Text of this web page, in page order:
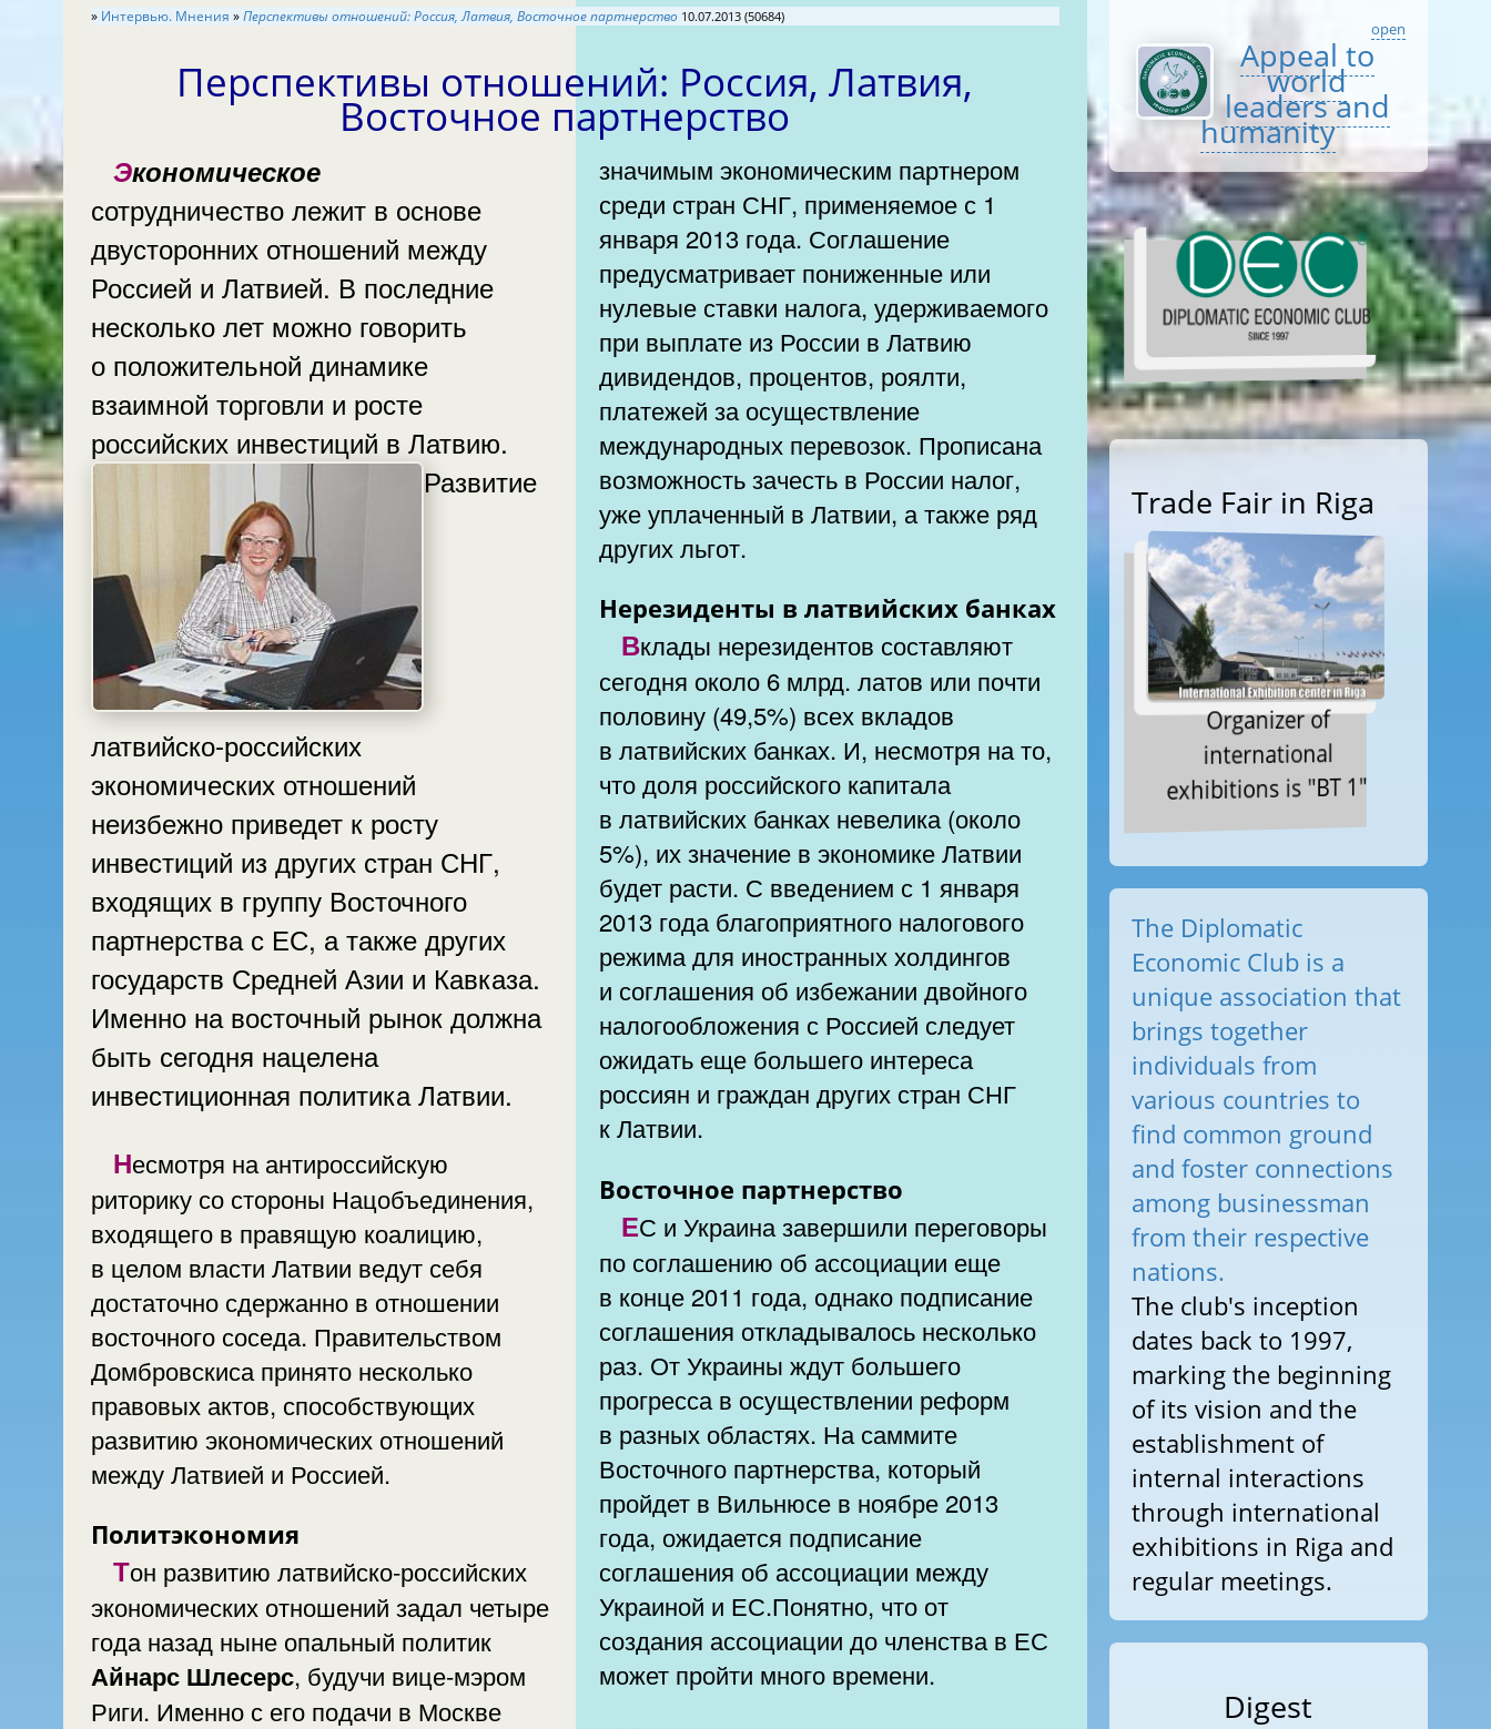
» Интервью. Мнения »Перспективы отношений: Россия, Латвия, Восточное партнерство 10.07.2013 (50684)
Перспективы отношений: Россия, Латвия,
Восточное партнерство
Экономическое
сотрудничество лежит в основе
двусторонних отношений между
Россией и Латвией. В последние
несколько лет можно говорить
о положительной динамике
взаимной торговли и росте
российских инвестиций в Латвию.
Развитие
латвийско-российских
экономических отношений
неизбежно приведет к росту
инвестиций из других стран СНГ,
входящих в группу Восточного
партнерства с ЕС, а также других
государств Средней Азии и Кавказа.
Именно на восточный рынок должна
быть сегодня нацелена
инвестиционная политика Латвии.
Несмотря на антироссийскую
риторику со стороны Нацобъединения,
входящего в правящую коалицию,
в целом власти Латвии ведут себя
достаточно сдержанно в отношении
восточного соседа. Правительством
Домбровскиса принято несколько
правовых актов, способствующих
развитию экономических отношений
между Латвией и Россией.
Политэкономия
Тон развитию латвийско-российских
экономических отношений задал четыре
года назад ныне опальный политик
Айнарс Шлесерс, будучи вице-мэром
Риги. Именно с его подачи в Москве
значимым экономическим партнером
среди стран СНГ, применяемое с 1
января 2013 года. Соглашение
предусматривает пониженные или
нулевые ставки налога, удерживаемого
при выплате из России в Латвию
дивидендов, процентов, роялти,
платежей за осуществление
международных перевозок. Прописана
возможность зачесть в России налог,
уже уплаченный в Латвии, а также ряд
других льгот.
Нерезиденты в латвийских банках
Вклады нерезидентов составляют
сегодня около 6 млрд. латов или почти
половину (49,5%) всех вкладов
в латвийских банках. И, несмотря на то,
что доля российского капитала
в латвийских банках невелика (около
5%), их значение в экономике Латвии
будет расти. С введением с 1 января
2013 года благоприятного налогового
режима для иностранных холдингов
и соглашения об избежании двойного
налогообложения с Россией следует
ожидать еще большего интереса
россиян и граждан других стран СНГ
к Латвии.
Восточное партнерство
ЕС и Украина завершили переговоры
по соглашению об ассоциации еще
в конце 2011 года, однако подписание
соглашения откладывалось несколько
раз. От Украины ждут большего
прогресса в осуществлении реформ
в разных областях. На саммите
Восточного партнерства, который
пройдет в Вильнюсе в ноябре 2013
года, ожидается подписание
соглашения об ассоциации между
Украиной и ЕС.Понятно, что от
создания ассоциации до членства в ЕС
может пройти много времени.
open
Appeal to
world
leaders and
humanity
Trade Fair in Riga
Organizer of
international
exhibitions is "BT 1"
The Diplomatic
Economic Club is a
unique association that
brings together
individuals from
various countries to
find common ground
and foster connections
among businessman
from their respective
nations.
The club's inception
dates back to 1997,
marking the beginning
of its vision and the
establishment of
internal interactions
through international
exhibitions in Riga and
regular meetings.
Digest